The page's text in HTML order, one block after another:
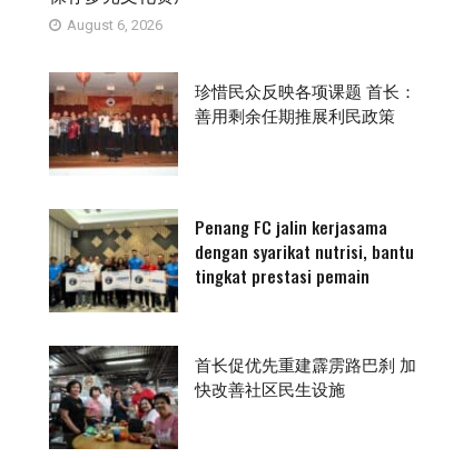
August 6, 2026
珍惜民众反映各项课题 首长：
善用剩余任期推展利民政策
Penang FC jalin kerjasama
dengan syarikat nutrisi, bantu
tingkat prestasi pemain
首长促优先重建霹雳路巴刹 加
快改善社区民生设施